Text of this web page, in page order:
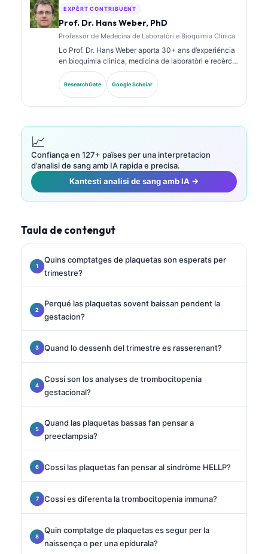
EXPÈRT CONTRIBUENT
Prof. Dr. Hans Weber, PhD
Professor de Medecina de Laboratòri e Bioquimia Clinica
Lo Prof. Dr. Hans Weber aporta 30+ ans d’experiéncia
en bioquimia clinica, medicina de laboratòri e recèrca
sus biomarcadors. Ancià President de la Societat
Alemana de Quimia Clinica, se especializa dins
l’analisi de panèls diagnostics, la standardizacion dels
ResearchGate Google Scholar
📈
Confiança en 127+ païses per una interpretacion
d’analisi de sang amb IA rapida e precisa.
Kantesti analisi de sang amb IA →
Taula de contengut
Quins comptatges de plaquetas son esperats per
trimestre?
Perqué las plaquetas sovent baissan pendent la
gestacion?
Quand lo dessenh del trimestre es rasserenant?
Cossí son los analyses de trombocitopenia
gestacional?
Quand las plaquetas bassas fan pensar a
preeclampsia?
Cossí las plaquetas fan pensar al sindròme HELLP?
Cossí es diferenta la trombocitopenia immuna?
Quin comptatge de plaquetas es segur per la
naissença o per una epidurala?